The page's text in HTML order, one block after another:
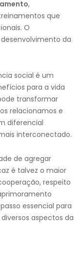
,
que
O
da
social é um
para a vida
transformar
relacionamos e
diferencial
interconectado.
de agregar
é talvez o maior
respeito
essencial para
aspectos da